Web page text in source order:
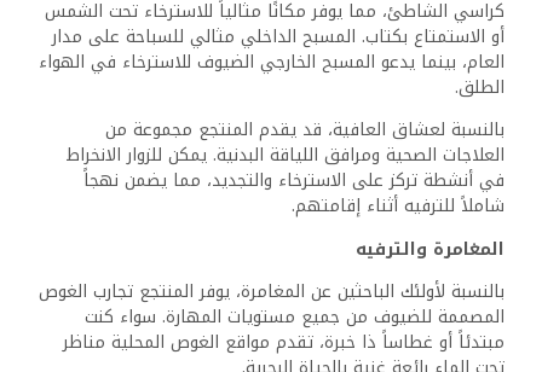
أبرز الملاحظات من المراجعات:
النظافة: يذكر الضيوف في كثير من الأحيان المعايير العالية
للنظافة في جميع أنحاء المنشأة.
الخدمة: يتلقى الموظفون الثناء على خدمتهم الودية
والمساعدة.
المرافق: وجود مسبح داخلي وخدمة الواي فاي المجانية يضيف
إلى التجارب الإيجابية للضيوف.
فئة التصنيفالنسبة المئوية
ممتاز 60%